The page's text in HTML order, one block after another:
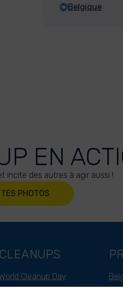
Belgique
EN
incite des autres à agir aussi !
PHOTOS
CLEANUPS
World Cleanup Day